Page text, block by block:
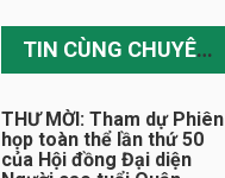
TIN CÙNG CHUYÊN MỤC
THƯ MỜI: Tham dự Phiên
họp toàn thể lần thứ 50
của Hội đồng Đại diện